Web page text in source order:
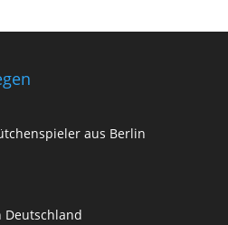
aus Berlin
Deutschland